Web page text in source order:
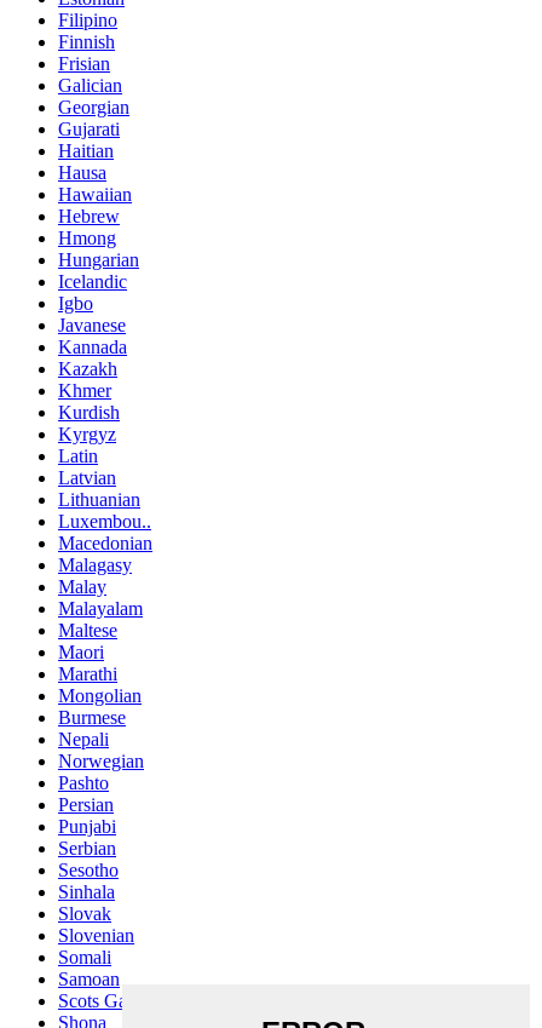
Filipino
Finnish
Frisian
Galician
Georgian
Gujarati
Haitian
Hausa
Hawaiian
Hebrew
Hmong
Hungarian
Icelandic
Igbo
Javanese
Kannada
Kazakh
Khmer
Kurdish
Kyrgyz
Latin
Latvian
Lithuanian
Luxembou..
Macedonian
Malagasy
Malay
Malayalam
Maltese
Maori
Marathi
Mongolian
Burmese
Nepali
Norwegian
Pashto
Persian
Punjabi
Serbian
Sesotho
Sinhala
Slovak
Slovenian
Somali
Samoan
Scots Gaelic
Shona